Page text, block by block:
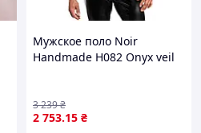
Мужское поло Noir
Handmade H082 Onyx veil
2 753.15 ₴
3 239₴